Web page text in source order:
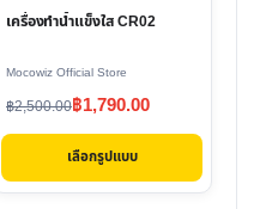
เครื่องทำน้ำแข็งใส CR02
Mocowiz Official Store
฿2,500.00
Original
price
฿2,500.00.
฿1,790.00
Current
price
฿1,790.00.
เลือกรูปแบบ
may
on
product